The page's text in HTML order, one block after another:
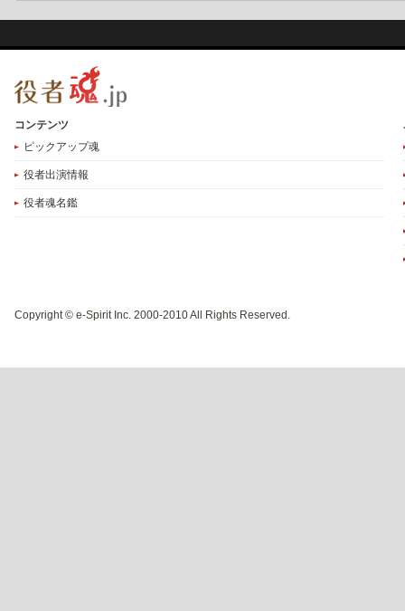
コンテンツ
ピックアップ魂
役者出演情報
役者魂名鑑
Copyright © e-Spirit Inc. 2000-2010 All Rights Reserved.